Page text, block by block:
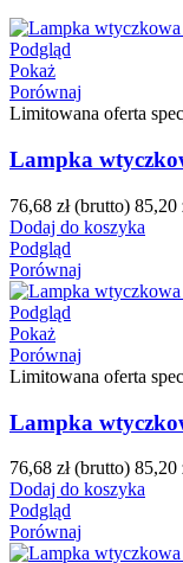
Podgląd
Pokaż
Porównaj
Limitowana oferta
Lampka
76,68 zł (brutto) 85,20
Dodaj do koszyka
Podgląd
Porównaj
Podgląd
Pokaż
Porównaj
Limitowana oferta
Lampka
76,68 zł (brutto) 85,20
Dodaj do koszyka
Podgląd
Porównaj